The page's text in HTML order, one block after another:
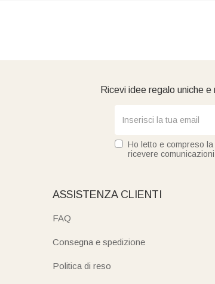
Ricevi idee regalo uniche
Ho letto e compreso la
ricevere
ASSISTENZA CLIENTI
FAQ
Consegna e spedizione
Politica di reso